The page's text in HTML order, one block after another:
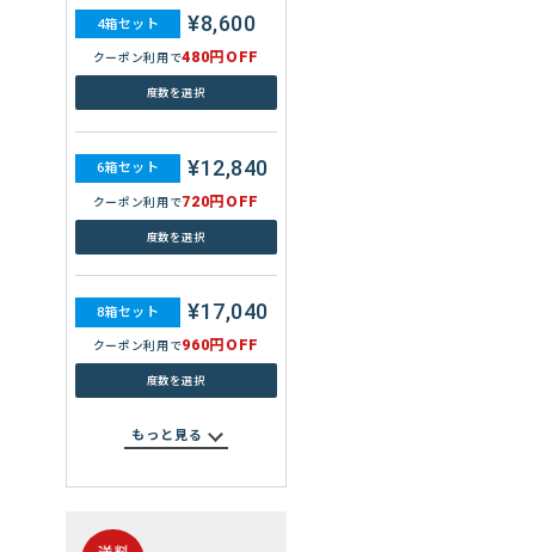
クーポン利用で1,440円OFF
2,160円OFF
2,880円OFF
4箱セット ¥5,560
クーポン利用で480円OFF
度数を選択
6箱セット ¥8,340
クーポン利用で720円OFF
度数を選択
8箱セット ¥11,120
クーポン利用で960円OFF
度数を選択
4箱セット ¥8,600
クーポン利用で480円OFF
度数を選択
6箱セット ¥12,840
クーポン利用で720円OFF
度数を選択
8箱セット ¥17,040
クーポン利用で960円OFF
度数を選択
もっと見る
WAVEワンデー ユー プラス 遠
近両用 32枚入り
4箱セット 8,944円
クーポン利用で480円OFF
度数を選択
6箱セット 13,416円
クーポン利用で720円OFF
度数を選択
8箱セット 17,888円
クーポン利用で 480円OFF
720円OFF
960円OFF
クーポン利用で 480円OFF
720円OFF
960円OFF